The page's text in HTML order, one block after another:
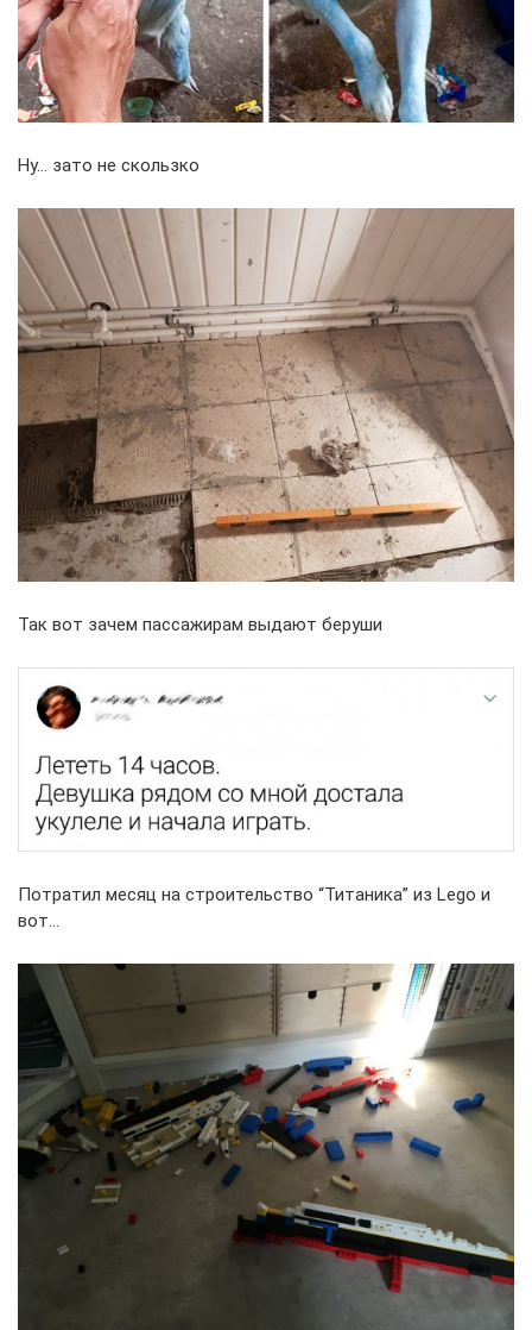
Ну… зато не скользко
Так вот зачем пассажирам выдают беруши
Потратил месяц на строительство “Титаника” из Lego и
вот…